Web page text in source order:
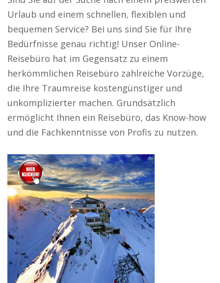
Urlaub und einem schnellen, flexiblen und
bequemen Service? Bei uns sind Sie für Ihre
Bedürfnisse genau richtig! Unser Online-
Reisebüro hat im Gegensatz zu einem
herkömmlichen Reisebüro zahlreiche Vorzüge,
die Ihre Traumreise kostengünstiger und
unkomplizierter machen. Grundsätzlich
ermöglicht Ihnen ein Reisebüro, das Know-how
und die Fachkenntnisse von Profis zu nutzen.